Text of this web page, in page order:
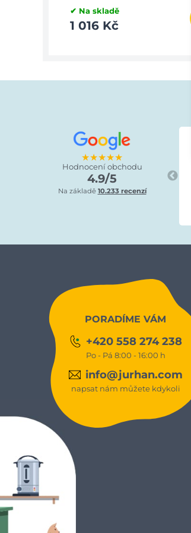
✔ Na skladě
1 016 Kč
★★★★★
Hodnocení obchodu
4.9/5
Na základě 10.233 recenzí
PORADÍME VÁM
+420 558 274 238
Po - Pá 8:00 - 16:00 h
info@jurhan.com
napsat nám můžete kdykoli